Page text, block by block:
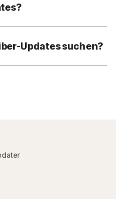
Updates suchen?